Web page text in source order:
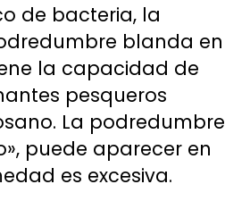
de bacteria, la
blanda en
la capacidad de
pesqueros
La podredumbre
puede aparecer en
es excesiva.